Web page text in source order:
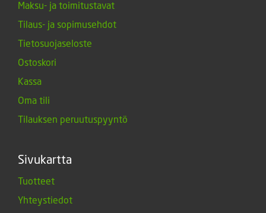
Maksu- ja toimitustavat
Tilaus- ja sopimusehdot
Tietosuojaseloste
Ostoskori
Kassa
Oma tili
Tilauksen peruutuspyyntö
Sivukartta
Tuotteet
Yhteystiedot